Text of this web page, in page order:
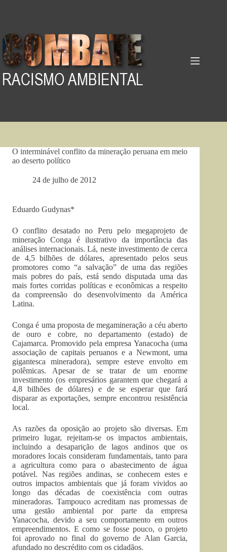
O interminável conflito da mineração peruana em meio
ao deserto político
24 de julho de 2012
Eduardo Gudynas*
O conflito desatado no Peru pelo megaprojeto de
mineração Conga é ilustrativo da importância das
análises internacionais. Lá, neste investimento de cerca
de 4,5 bilhões de dólares, apresentado pelos seus
promotores como “a salvação” de uma das regiões
mais pobres do país, está sendo disputada uma das
mais fortes corridas políticas e econômicas a respeito
da compreensão do desenvolvimento da América
Latina.
Conga é uma proposta de megamineração a céu aberto
de ouro e cobre, no departamento (estado) de
Cajamarca. Promovido pela empresa Yanacocha (uma
associação de capitais peruanos e a Newmont, uma
gigantesca mineradora), sempre esteve envolto em
polêmicas. Apesar de se tratar de um enorme
investimento (os empresários garantem que chegará a
4,8 bilhões de dólares) e de se esperar que fará
disparar as exportações, sempre encontrou resistência
local.
As razões da oposição ao projeto são diversas. Em
primeiro lugar, rejeitam-se os impactos ambientais,
incluindo a desaparição de lagos andinos que os
moradores locais consideram fundamentais, tanto para
a agricultura como para o abastecimento de água
potável. Nas regiões andinas, se conhecem estes e
outros impactos ambientais que já foram vividos ao
longo das décadas de coexistência com outras
mineradoras. Tampouco acreditam nas promessas de
uma gestão ambiental por parte da empresa
Yanacocha, devido a seu comportamento em outros
empreendimentos. E como se fosse pouco, o projeto
foi aprovado no final do governo de Alan Garcia,
afundado no descrédito com os cidadãos.